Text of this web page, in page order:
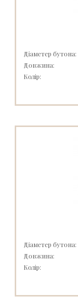
Діаметер бутона:
Довжина:
Колір:
Діаметер бутона:
Довжина:
Колір: